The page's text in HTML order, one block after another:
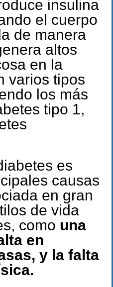
insulina
el cuerpo
de manera
altos
en la
varios tipos
los más
tipo 1,
es
causas
en gran
de vida
como una
en
y la falta